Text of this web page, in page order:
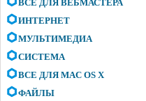
ВСЕ ДЛЯ ВЕБМАСТЕРА
ИНТЕРНЕТ
МУЛЬТИМЕДИА
СИСТЕМА
ВСЕ ДЛЯ MAC OS X
ФАЙЛЫ